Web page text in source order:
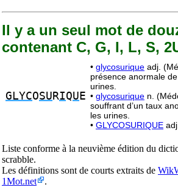
Il y a un seul mot de
contenant C, G, I, L, S,
GLYCOSU RIQU E
• glycosurique adj.
présence anormale
urines.
• glycosurique n.
souffrant d’un taux
les urines.
• GLYCOSURIQUE
Liste conforme à la neuvième édition du
scrabble.
Les définitions sont de courts extraits de
1Mot.net
.